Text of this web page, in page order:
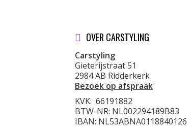
OVER CARSTYLING
Carstyling
Gieterijstraat 51
2984 AB Ridderkerk
Bezoek op afspraak
KVK: 66191882
BTW-NR: NL002294189B83
IBAN: NL53ABNA0118840126